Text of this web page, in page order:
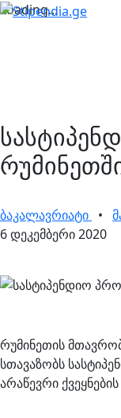
Loading...
ბაკალავრიატი •
6 დეკემბერი 2020
რუმინეთის
სთავაზობს
არაწევრი